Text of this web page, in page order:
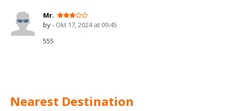
Mr.
by - Okt 17, 2024 at 09:45
555
Nearest Destination